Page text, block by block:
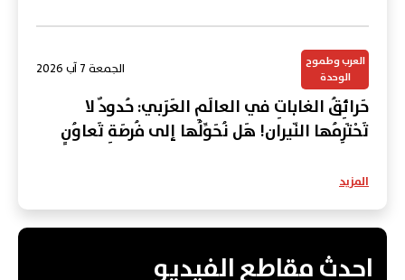
العرب وطموح
الوحدة
الجمعة 7 آب 2026
حَرائِقُ الغاباتِ في العالَمِ العَرَبي: حُدودٌ لا
تَحْتَرِمُها النّيران! هَل نُحَوِّلُها إلى فُرصَةِ تَعاوُنٍ
المزيد
احدث مقاطع الفيديو